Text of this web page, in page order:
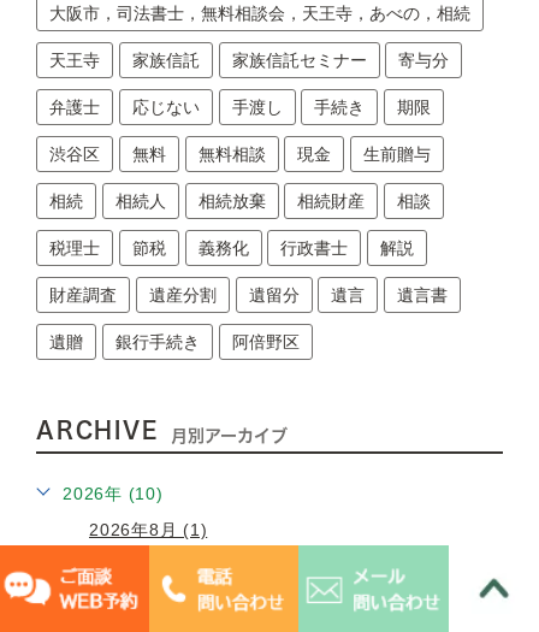
大阪市，司法書士，無料相談会，天王寺，あべの，相続
天王寺 家族信託 家族信託セミナー 寄与分
弁護士 応じない 手渡し 手続き 期限
渋谷区 無料 無料相談 現金 生前贈与
相続 相続人 相続放棄 相続財産 相談
税理士 節税 義務化 行政書士 解説
財産調査 遺産分割 遺留分 遺言 遺言書
遺贈 銀行手続き 阿倍野区
ARCHIVE 月別アーカイブ
2026年 (10)
2026年8月 (1)
2026年7月 (6)
2026年2月 (1)